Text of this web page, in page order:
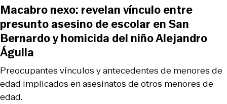
Preocupantes vínculos y antecedentes de menores de
edad implicados en asesinatos de otros menores de
edad.
Macabro nexo: revelan vínculo entre
presunto asesino de escolar en San
Bernardo y homicida del niño Alejandro
Águila